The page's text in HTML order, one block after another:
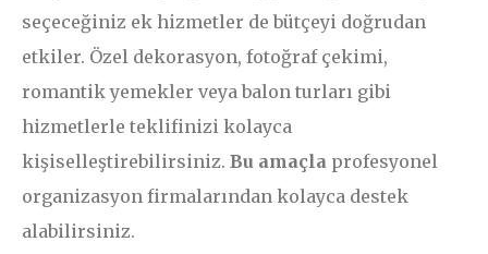
seçeceğiniz ek hizmetler de bütçeyi doğrudan
etkiler. Özel dekorasyon, fotoğraf çekimi,
romantik yemekler veya balon turları gibi
hizmetlerle teklifinizi kolayca
kişiselleştirebilirsiniz. Bu amaçla profesyonel
organizasyon firmalarından kolayca destek
alabilirsiniz.